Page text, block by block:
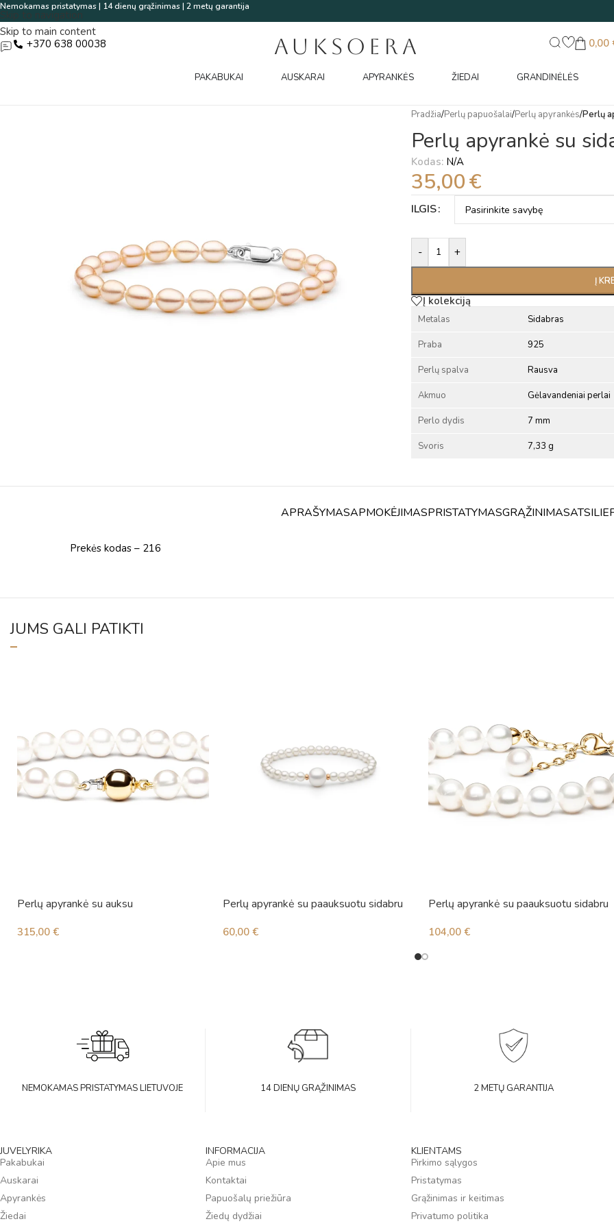
Skip to navigation
Skip to main content
Nemokamas pristatymas | 14 dienų grąžinimas | 2 metų garantija
+370 638 00038 AUKSOERA 0,00
PAKABUKAI AUSKARAI APYRANKĖS ŽIEDAI GRANDINĖLĖS
Pradžia/Perlų papuošalai/Perlų apyrankės/Perlų
Perlų apyrankė su
Kodas: N/A
35,00€
ILGIS
- +
Į
Alternative:
Į kolekciją
Metalas Sidabras
Praba 925
Perlų spalva Rausva
Akmuo Gėlavandeniai perlai
Perlo dydis 7 mm
Svoris 7,33 g
APRAŠYMASAPMOKĖJIMASPRISTATYMASGRĄŽINIMAS
Prekės kodas – 216
JUMS GALI PATIKTI
Perlų apyrankė su auksu
315,00 €
Perlų apyrankė su paauksuotu sidabru
60,00 €
Perlų apyrankė su paauksuotu sidabru
104,00 €
NEMOKAMAS PRISTATYMAS LIETUVOJE 14 DIENŲ GRĄŽINIMAS 2 METŲ GARANTIJA
JUVELYRIKA
Pakabukai
Auskarai
Apyrankės
Žiedai
INFORMACIJA
Apie mus
Kontaktai
Papuošalų priežiūra
Žiedų dydžiai
KLIENTAMS
Pirkimo sąlygos
Pristatymas
Grąžinimas ir keitimas
Privatumo politika